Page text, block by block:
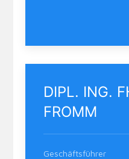
DIPL. ING.
FROMM
Geschäftsführer